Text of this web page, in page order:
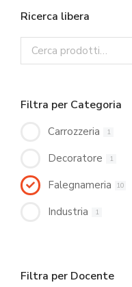
Ricerca libera
Filtra per Categoria
Carrozzeria 1
Decoratore 1
Falegnameria 10
Industria 1
Filtra per Docente